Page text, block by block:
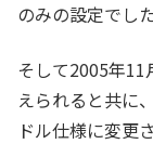
のみの設定でした
そして2005年
えられると共に
ドル仕様に変更